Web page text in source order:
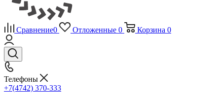
Сравнение0 Отложенные 0 Корзина 0
Телефоны
+7(4742) 370-333